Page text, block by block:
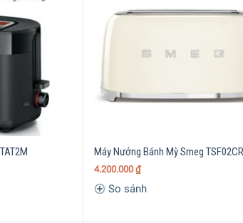
nhiệt độ quá cao.
ngăn kéo có thể tháo rời nên dễ dàng trong
lạnh; Nút “giòn: giúp bánh mì giòn hơn
nướng bánh mỳ tròn, hoặc bất cứ thứ thực
Máy Nướng Bánh Mỳ Smeg
4.200.000 ₫
So sánh